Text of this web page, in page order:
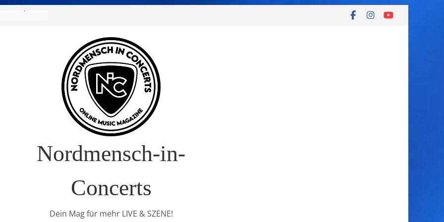
Tournee
Nordmensch-in-
Concerts
Dein Mag für mehr LIVE & SZENE!